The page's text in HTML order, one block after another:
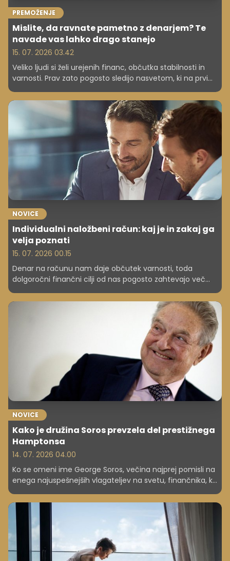
PREMOŽENJE
Mislite, da ravnate pametno z denarjem? Te
navade vas lahko drago stanejo
15. 07. 2026 03.42
Veliko ljudi si želi urejenih financ, občutka stabilnosti in
varnosti. Prav zato pogosto sledijo nasvetom, ki na prvi
previdnost pri zadolževanju ali zvestoba stabilni službi so
poteze, ki jih družba praviloma spodbuja. A prav te
odločitve lahko v določenih okoliščinah postanejo ovira,
ki posameznika zadržuje na mestu ali ga celo vodi v
slabši finančni položaj.
NOVICE
Individualni naložbeni račun: kaj je in zakaj ga
velja poznati
15. 07. 2026 00.15
Denar na računu nam daje občutek varnosti, toda
dolgoročni finančni cilji od nas pogosto zahtevajo več
možnosti, kako svoje prihranke vključiti v dolgoročno
ustvarjanje premoženja in pri tem ohraniti preglednost,
prilagodljivost ter nadzor nad svojimi odločitvami.
NOVICE
Kako je družina Soros prevzela del prestižnega
Hamptonsa
14. 07. 2026 04.00
Ko se omeni ime George Soros, večina najprej pomisli na
enega najuspešnejših vlagateljev na svetu, finančnika, ki
človeka, katerega premoženje danes merijo v milijardah
evrov. Toda v zadnjih tednih se je družina Soros znašla v
središču pozornosti zaradi povsem drugačne zgodbe –
agresivnega kupovanja nepremičnin na enem najbolj
prestižnih območij v ZDA.